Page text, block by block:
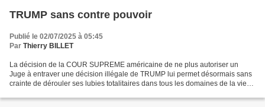
TRUMP sans contre pouvoir
Publié le 02/07/2025 à 05:45
Par Thierry BILLET
La décision de la COUR SUPREME américaine de ne plus autoriser un
Juge à entraver une décision illégale de TRUMP lui permet désormais sans
crainte de dérouler ses lubies totalitaires dans tous les domaines de la vie